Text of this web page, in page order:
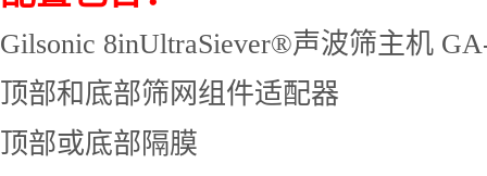
Gilsonic 8inUltraSiever®声波筛主机
顶部和底部筛网 组件适配器
顶部或底部隔膜